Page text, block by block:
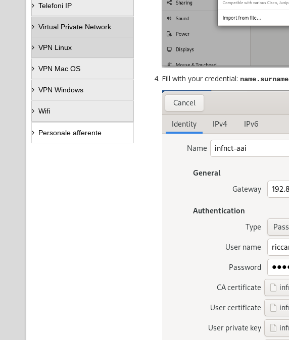
Telefoni IP
Virtual Private Network
VPN Linux
VPN Mac OS
VPN Windows
Wifi
Personale afferente
Fill with your credential: name.surname